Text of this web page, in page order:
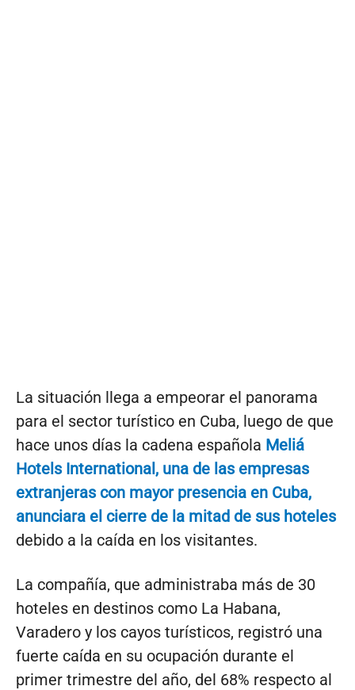
La situación llega a empeorar el panorama
para el sector turístico en Cuba, luego de que
hace unos días la cadena española Meliá
Hotels International, una de las empresas
extranjeras con mayor presencia en Cuba,
anunciara el cierre de la mitad de sus hoteles
debido a la caída en los visitantes.
La compañía, que administraba más de 30
hoteles en destinos como La Habana,
Varadero y los cayos turísticos, registró una
fuerte caída en su ocupación durante el
primer trimestre del año, del 68% respecto al